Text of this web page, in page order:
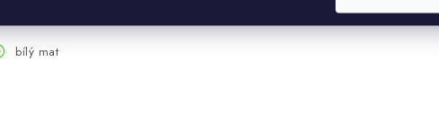
bílý mat